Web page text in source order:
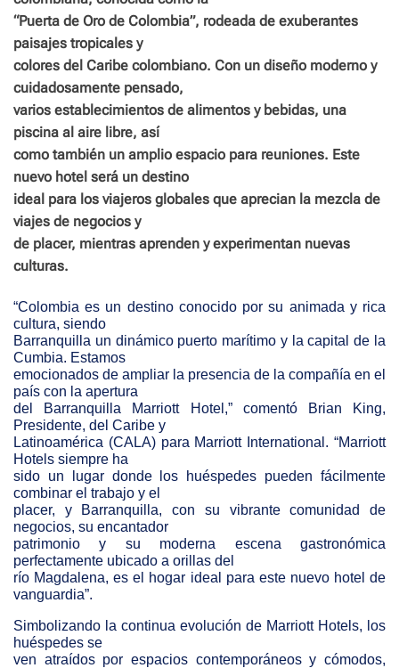
“Puerta de Oro de Colombia”, rodeada de exuberantes
paisajes tropicales y
colores del Caribe colombiano. Con un diseño moderno y
cuidadosamente pensado,
varios establecimientos de alimentos y bebidas, una
piscina al aire libre, así
como también un amplio espacio para reuniones. Este
nuevo hotel será un destino
ideal para los viajeros globales que aprecian la mezcla de
viajes de negocios y
de placer, mientras aprenden y experimentan nuevas
culturas.
“Colombia es un destino conocido por su animada y rica
cultura, siendo
Barranquilla un dinámico puerto marítimo y la capital de la
Cumbia. Estamos
emocionados de ampliar la presencia de la compañía en el
país con la apertura
del Barranquilla Marriott Hotel,” comentó Brian King,
Presidente, del Caribe y
Latinoamérica (CALA) para Marriott International. “Marriott
Hotels siempre ha
sido un lugar donde los huéspedes pueden fácilmente
combinar el trabajo y el
placer, y Barranquilla, con su vibrante comunidad de
negocios, su encantador
patrimonio y su moderna escena gastronómica
perfectamente ubicado a orillas del
río Magdalena, es el hogar ideal para este nuevo hotel de
vanguardia”.
Simbolizando la continua evolución de Marriott Hotels, los
huéspedes se
ven atraídos por espacios contemporáneos y cómodos,